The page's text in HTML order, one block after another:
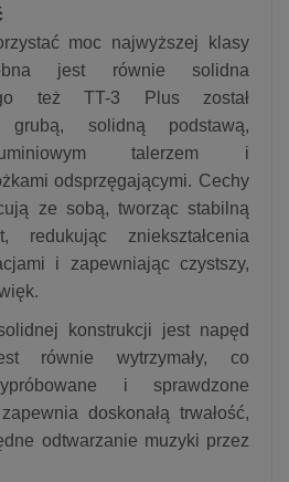
moc najwyższej klasy
jest równie solidna
też TT-3 Plus został
grubą, solidną podstawą,
talerzem i
odsprzęgającymi. Cechy
ze sobą, tworząc stabilną
redukując zniekształcenia
i zapewniając czystszy,
konstrukcji jest napęd
równie wytrzymały, co
i sprawdzone
doskonałą trwałość,
odtwarzanie muzyki przez